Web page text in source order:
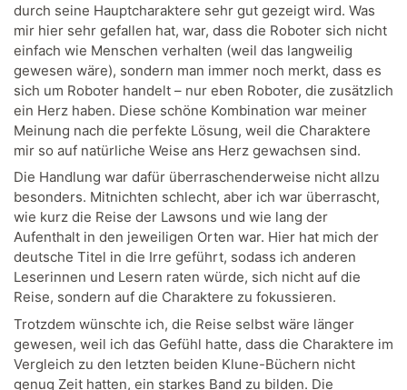
durch seine Hauptcharaktere sehr gut gezeigt wird. Was
mir hier sehr gefallen hat, war, dass die Roboter sich nicht
einfach wie Menschen verhalten (weil das langweilig
gewesen wäre), sondern man immer noch merkt, dass es
sich um Roboter handelt – nur eben Roboter, die zusätzlich
ein Herz haben. Diese schöne Kombination war meiner
Meinung nach die perfekte Lösung, weil die Charaktere
mir so auf natürliche Weise ans Herz gewachsen sind.
Die Handlung war dafür überraschenderweise nicht allzu
besonders. Mitnichten schlecht, aber ich war überrascht,
wie kurz die Reise der Lawsons und wie lang der
Aufenthalt in den jeweiligen Orten war. Hier hat mich der
deutsche Titel in die Irre geführt, sodass ich anderen
Leserinnen und Lesern raten würde, sich nicht auf die
Reise, sondern auf die Charaktere zu fokussieren.
Trotzdem wünschte ich, die Reise selbst wäre länger
gewesen, weil ich das Gefühl hatte, dass die Charaktere im
Vergleich zu den letzten beiden Klune-Büchern nicht
genug Zeit hatten, ein starkes Band zu bilden. Die